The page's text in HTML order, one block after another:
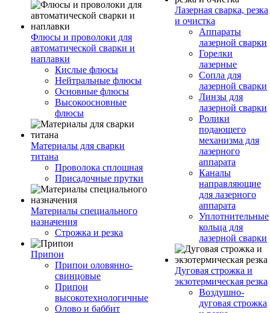
Флюсы и проволоки для
автоматической сварки и
наплавки
Кислые флюсы
Нейтральные флюсы
Основные флюсы
Высокоосновные
флюсы
Материалы для сварки
титана
Проволока сплошная
Присадочные прутки
Материалы специального
назначения
Строжка и резка
Припои
Припои оловянно-
свинцовые
Припои
высокотехнологичные
Олово и баббит
Лазерная сварка, резка
и очистка
Аппараты
лазерной сварки
Горелки
лазерные
Сопла для
лазерной сварки
Линзы для
лазерной сварки
Ролики
подающего
механизма для
лазерного
аппарата
Каналы
направляющие
для лазерного
аппарата
Уплотнительные
кольца для
лазерной сварки
Дуговая строжка и
экзотермическая резка
Воздушно-
дуговая строжка